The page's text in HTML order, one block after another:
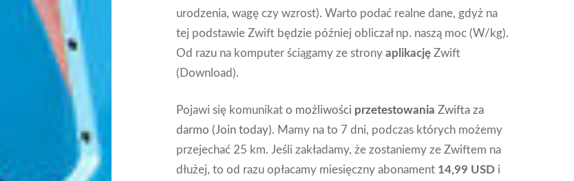
urodzenia, wagę czy wzrost). Warto podać realne dane, gdyż na
tej podstawie Zwift będzie później obliczał np. naszą moc (W/kg).
Od razu na komputer ściągamy ze stronyaplikację Zwift
(Download).
Pojawi się komunikato możliwości przetestowaniaZwifta za
darmo (Join today). Mamy na to 7 dni, podczas których możemy
przejechać 25 km. Jeśli zakładamy, że zostaniemy ze Zwiftem na
dłużej, to od razu opłacamy miesięczny abonament 14,99 USD i